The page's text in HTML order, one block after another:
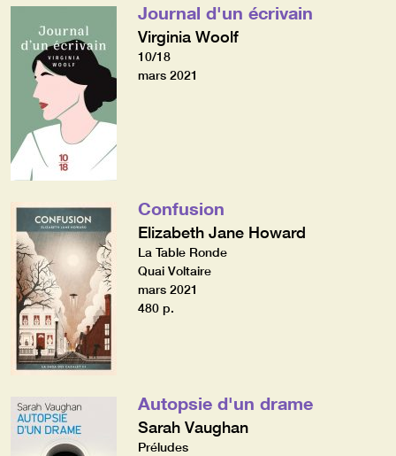
Journal d'un écrivain
Virginia Woolf
10/18
mars 2021
Confusion
Elizabeth Jane Howard
La Table Ronde
Quai Voltaire
mars 2021
480 p.
Autopsie d'un drame
Sarah Vaughan
Préludes